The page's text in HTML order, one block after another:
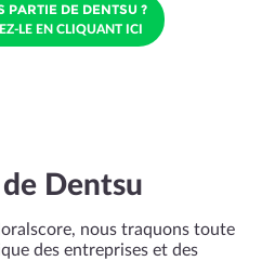
PARTIE DE DENTSU ?
LE EN CLIQUANT ICI
Dentsu
nous traquons toute
des entreprises et des